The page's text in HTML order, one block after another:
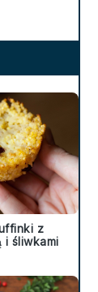
z
i śliwkami